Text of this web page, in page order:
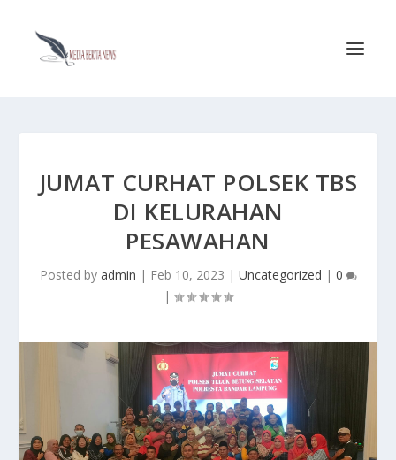
JUMAT CURHAT POLSEK TBS
DI KELURAHAN
PESAWAHAN
Posted by admin | Feb 10, 2023 | Uncategorized | 0
|